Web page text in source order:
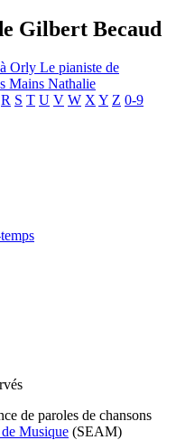
Gilbert Becaud
Orly Le pianiste de
Mains Nathalie
R S T U V W X Y Z 0-9
de paroles de chansons
Musique (SEAM)